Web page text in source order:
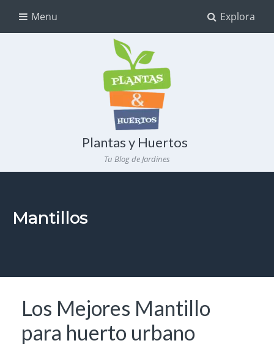
Explora
Menu
Plantas y Huertos
Tu Blog de Jardines
Mantillos
Los Mejores Mantillo
para huerto urbano